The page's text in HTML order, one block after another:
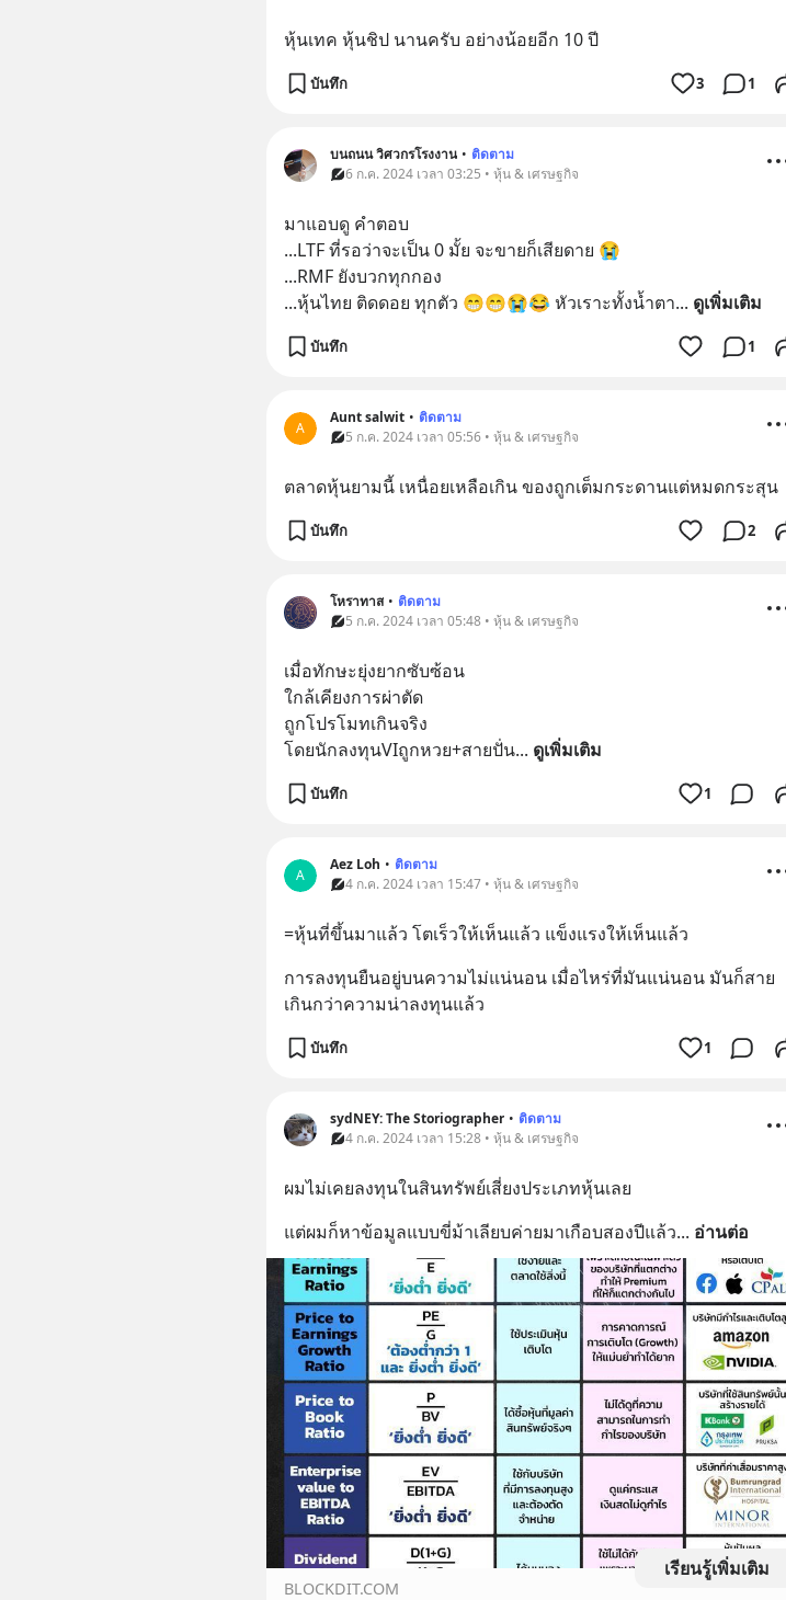
หุ้นเทค หุ้นชิป นานครับ อย่างน้อยอีก 10 ปี
บันทึก 3 1
บนถนน วิศวกรโรงงาน • ติดตาม
6 ก.ค. 2024 เวลา 03:25 • หุ้น & เศรษฐกิจ
มาแอบดู คำตอบ
...LTF ที่รอว่าจะเป็น 0 มั้ย จะขายก็เสียดาย 😭
...RMF ยังบวกทุกกอง
...หุ้นไทย ติดดอย ทุกตัว 😁😁😭😂 หัวเราะทั้งน้ำตา... ดูเพิ่มเติม
บันทึก 1
A
Aunt salwit • ติดตาม
5 ก.ค. 2024 เวลา 05:56 • หุ้น & เศรษฐกิจ
ตลาดหุ้นยามนี้ เหนื่อยเหลือเกิน ของถูกเต็มกระดานแต่หมดกระสุน
บันทึก 2
โหราทาส • ติดตาม
5 ก.ค. 2024 เวลา 05:48 • หุ้น & เศรษฐกิจ
เมื่อทักษะยุ่งยากซับซ้อน
ใกล้เคียงการผ่าตัด
ถูกโปรโมทเกินจริง
โดยนักลงทุนVIถูกหวย+สายปั่น... ดูเพิ่มเติม
บันทึก 1
A
Aez Loh • ติดตาม
4 ก.ค. 2024 เวลา 15:47 • หุ้น & เศรษฐกิจ
=หุ้นที่ขึ้นมาแล้ว โตเร็วให้เห็นแล้ว แข็งแรงให้เห็นแล้ว
การลงทุนยืนอยู่บนความไม่แน่นอน เมื่อไหร่ที่มันแน่นอน มันก็สาย
เกินกว่าความน่าลงทุนแล้ว
บันทึก 1
sydNEY: The Storiographer • ติดตาม
4 ก.ค. 2024 เวลา 15:28 • หุ้น & เศรษฐกิจ
ผมไม่เคยลงทุนในสินทรัพย์เสี่ยงประเภทหุ้นเลย
แต่ผมก็หาข้อมูลแบบขี่ม้าเลียบค่ายมาเกือบสองปีแล้ว... อ่านต่อ
เรียนรู้เพิ่มเติม
BLOCKDIT.COM